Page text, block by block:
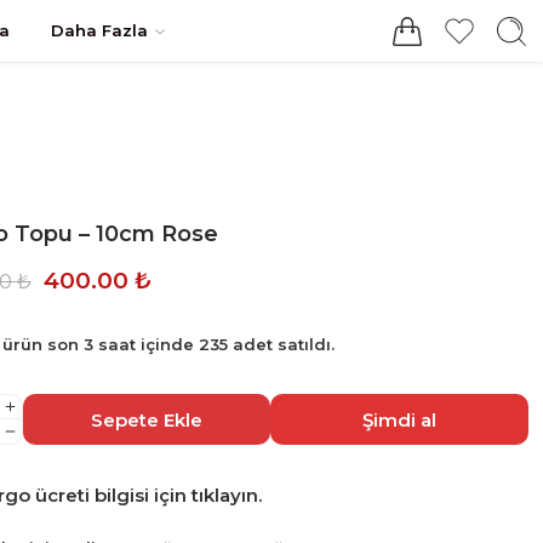
Giriş / Kayıt
Daha Fazla
Topu – 10cm Rose
₺ 400.00 ₺
et! 45 kişi bu ürünü sepetine ekledi!
Sepete Ekle Şimdi al
ücreti bilgisi için tıklayın.